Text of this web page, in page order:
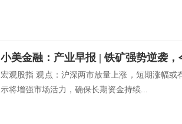
宏观股指 观点：沪深两市放量上涨，短期涨幅或
示将增强市场活力，确保长期资金持续...